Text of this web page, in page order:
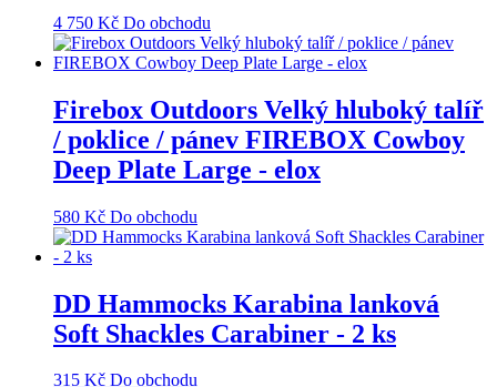
4 750 Kč Do obchodu
Firebox Outdoors Velký hluboký talíř
/ poklice / pánev FIREBOX Cowboy
Deep Plate Large - elox
580 Kč Do obchodu
DD Hammocks Karabina lanková
Soft Shackles Carabiner - 2 ks
315 Kč Do obchodu